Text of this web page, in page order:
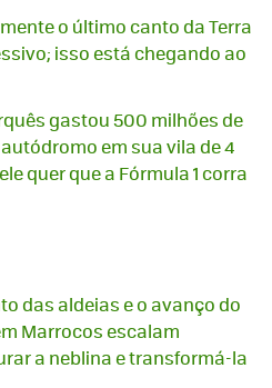
o último canto da Terra
isso está chegando ao
gastou 500 milhões de
em sua vila de 4
quer que a Fórmula 1 corra
das aldeias e o avanço do
Marrocos escalam
a neblina e transformá-la